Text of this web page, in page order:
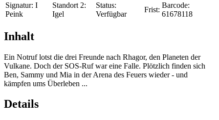
Signatur: I
Peink
Standort 2:
Igel
Status:
Verfügbar
Frist:
Barcode:
61678118
Inhalt
Ein Notruf lotst die drei Freunde nach Rhagor, den Planeten der
Vulkane. Doch der SOS-Ruf war eine Falle. Plötzlich finden sich
Ben, Sammy und Mia in der Arena des Feuers wieder - und
kämpfen ums Überleben ...
Details